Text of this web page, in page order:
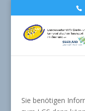
Sie benötigen